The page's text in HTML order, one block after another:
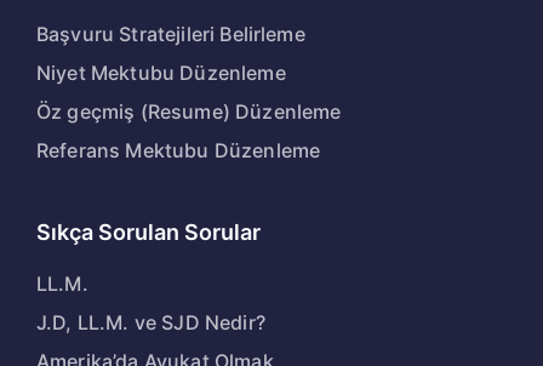
Başvuru Stratejileri Belirleme
Niyet Mektubu Düzenleme
Öz geçmiş (Resume) Düzenleme
Referans Mektubu Düzenleme
Sıkça Sorulan Sorular
LL.M.
J.D, LL.M. ve SJD Nedir?
Amerika’da Avukat Olmak